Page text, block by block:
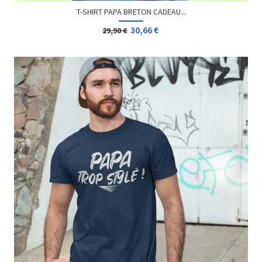
T-SHIRT PAPA BRETON CADEAU...
29,90 € 30,66 €